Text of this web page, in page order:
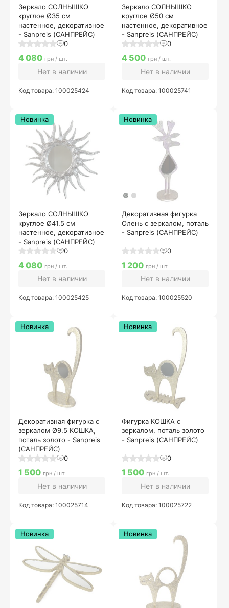
Зеркало СОЛНЫШКО
круглое Ø35 см
настенное, декоративное
- Sanpreis (САНПРЕЙС)
0
4 080 грн / шт.
Нет в наличии
Код товара: 100025424
Зеркало СОЛНЫШКО
круглое Ø50 см
настенное, декоративное
- Sanpreis (САНПРЕЙС)
0
4 500 грн / шт.
Нет в наличии
Код товара: 100025741
Зеркало СОЛНЫШКО
круглое Ø41.5 см
настенное, декоративное
- Sanpreis (САНПРЕЙС)
0
Новинка
4 080 грн / шт.
Нет в наличии
Код товара: 100025425
Декоративная фигурка
Олень с зеркалом, поталь
- Sanpreis (САНПРЕЙС)
0
Новинка
1 200 грн / шт.
Нет в наличии
Код товара: 100025520
Декоративная фигурка с
зеркалом Ø9.5 КОШКА,
поталь золото - Sanpreis
(САНПРЕЙС)
0
Новинка
1 500 грн / шт.
Нет в наличии
Код товара: 100025714
Фигурка КОШКА с
зеркалом, поталь золото
- Sanpreis (САНПРЕЙС)
0
Новинка
1 500 грн / шт.
Нет в наличии
Код товара: 100025722
Новинка Новинка